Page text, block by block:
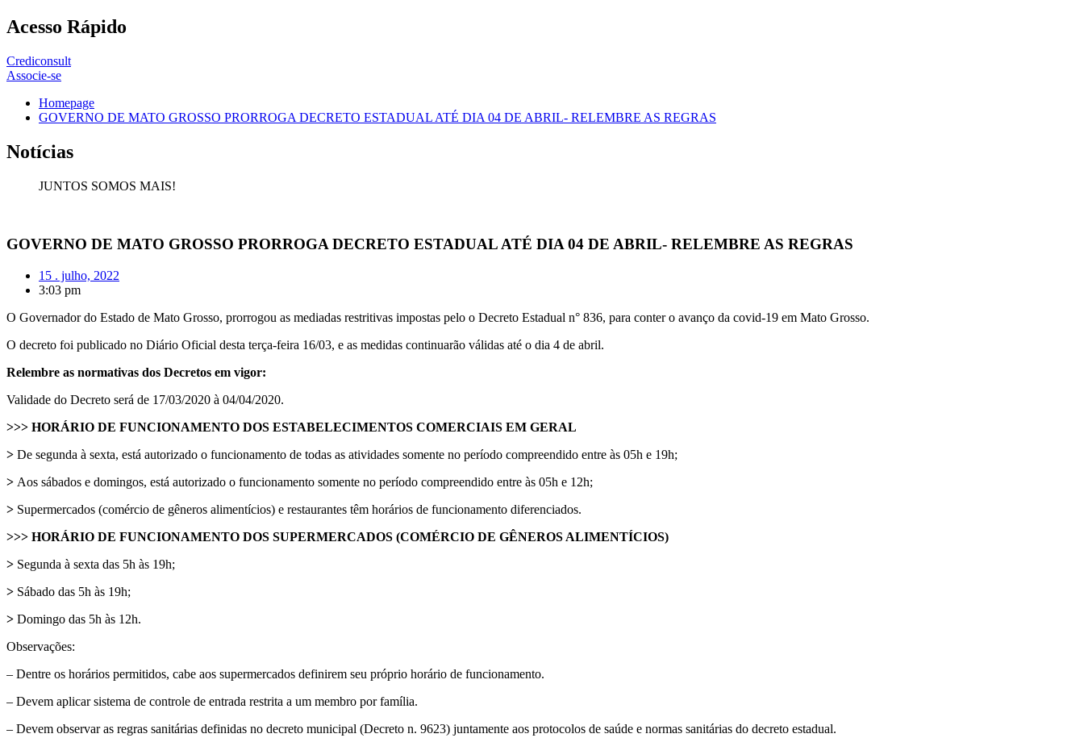
Acesso Rápido
Crediconsult
Associe-se
Homepage
GOVERNO DE MATO GROSSO PRORROGA DECRETO ESTADUAL ATÉ DIA 04 DE ABRIL- RELEMBRE AS REGRAS
Notícias
JUNTOS SOMOS MAIS!
GOVERNO DE MATO GROSSO PRORROGA DECRETO ESTADUAL ATÉ DIA 04 DE ABRIL- RELEMBRE AS REGRAS
15 . julho, 2022
3:03 pm
O Governador do Estado de Mato Grosso, prorrogou as mediadas restritivas impostas pelo o Decreto Estadual n° 836, para conter o avanço da covid-19 em Mato Grosso.
O decreto foi publicado no Diário Oficial desta terça-feira 16/03, e as medidas continuarão válidas até o dia 4 de abril.
Relembre as normativas dos Decretos em vigor:
Validade do Decreto será de 17/03/2020 à 04/04/2020.
>>> HORÁRIO DE FUNCIONAMENTO DOS ESTABELECIMENTOS COMERCIAIS EM GERAL
> De segunda à sexta, está autorizado o funcionamento de todas as atividades somente no período compreendido entre às 05h e 19h;
> Aos sábados e domingos, está autorizado o funcionamento somente no período compreendido entre às 05h e 12h;
> Supermercados (comércio de gêneros alimentícios) e restaurantes têm horários de funcionamento diferenciados.
>>> HORÁRIO DE FUNCIONAMENTO DOS SUPERMERCADOS (COMÉRCIO DE GÊNEROS ALIMENTÍCIOS)
> Segunda à sexta das 5h às 19h;
> Sábado das 5h às 19h;
> Domingo das 5h às 12h.
Observações:
– Dentre os horários permitidos, cabe aos supermercados definirem seu próprio horário de funcionamento.
– Devem aplicar sistema de controle de entrada restrita a um membro por família.
– Devem observar as regras sanitárias definidas no decreto municipal (Decreto n. 9623) juntamente aos protocolos de saúde e normas sanitárias do decreto estadual.